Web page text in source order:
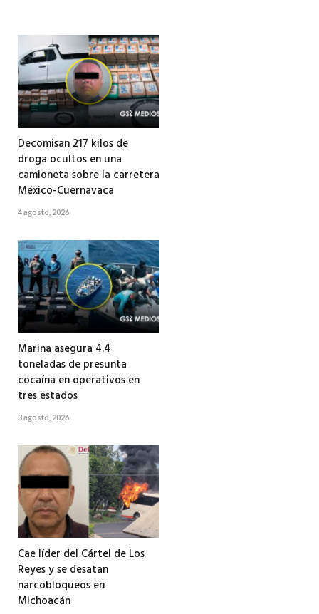
Decomisan 217 kilos de
droga ocultos en una
camioneta sobre la carretera
México-Cuernavaca
4 agosto, 2026
Marina asegura 4.4
toneladas de presunta
cocaína en operativos en
tres estados
3 agosto, 2026
Cae líder del Cártel de Los
Reyes y se desatan
narcobloqueos en
Michoacán